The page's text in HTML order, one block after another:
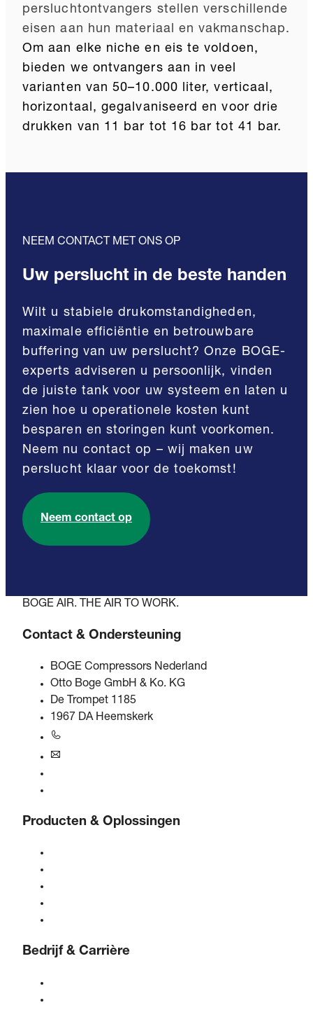
persluchtontvangers stellen verschillende
eisen aan hun materiaal en vakmanschap.
Om aan elke niche en eis te voldoen,
bieden we ontvangers aan inveel
varianten van 50–10.000 liter, verticaal,
horizontaal, gegalvaniseerd en voor drie
drukken van 11 bar tot 16 bar tot 41 bar.
NEEM CONTACT MET ONS OP
Uw perslucht in de beste handen
Wilt u stabiele drukomstandigheden,
maximale efficiëntie en betrouwbare
buffering van uw perslucht? Onze BOGE-
experts adviseren u persoonlijk, vinden
de juiste tank voor uw systeem en laten u
zien hoe u operationele kosten kunt
besparen en storingen kunt voorkomen.
Neem nu contact op – wij maken uw
perslucht klaar voor de toekomst!
Neem contact op
BOGE AIR. THE AIR TO WORK.
Contact & Ondersteuning
BOGE Compressors Nederland
Otto Boge GmbH & Ko. KG
De Trompet 1185
1967 DA Heemskerk
Producten & Oplossingen
Bedrijf & Carrière